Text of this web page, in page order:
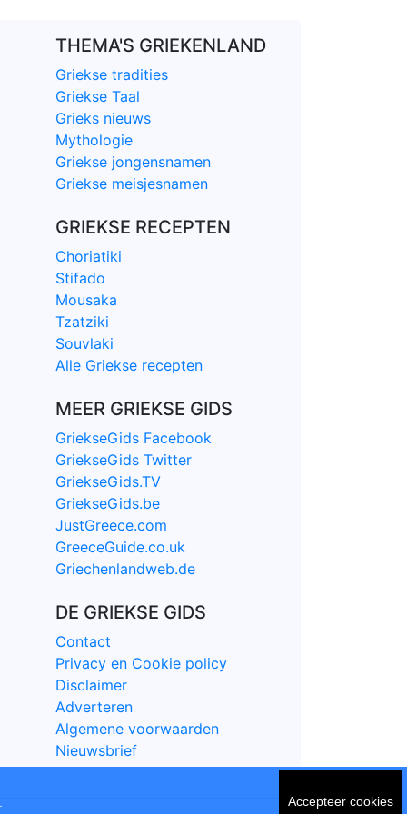
Accepteer cookies
THEMA'S GRIEKENLAND
Griekse tradities
Griekse Taal
Grieks nieuws
Mythologie
Griekse jongensnamen
Griekse meisjesnamen
GRIEKSE RECEPTEN
Choriatiki
Stifado
Mousaka
Tzatziki
Souvlaki
Alle Griekse recepten
MEER GRIEKSE GIDS
GriekseGids Facebook
GriekseGids Twitter
GriekseGids.TV
GriekseGids.be
JustGreece.com
GreeceGuide.co.uk
Griechenlandweb.de
DE GRIEKSE GIDS
Contact
Privacy en Cookie policy
Disclaimer
Adverteren
Algemene voorwaarden
Nieuwsbrief